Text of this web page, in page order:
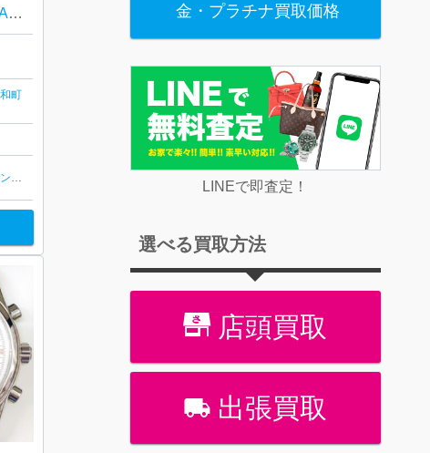
オリエント グッチ（時計） グランドセイコー
オメガ カルティエ（時計）グッチ（時計）
FREDRIQUE CONSTANT カレ ハートビート フレデリックコンスタント
町
フレデリックコンスタント
金・プラチナ買取価格
LINEで即査定！
選べる買取方法
店頭買取
出張買取